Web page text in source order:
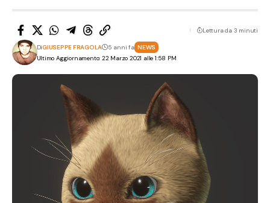
Ultimo Aggiornamento: 22 Marzo 2021 alle 1:58 PM
DiGIUSEPPE FRAGOLA 5 anni fa NEWS
Lettura da 3 minuti